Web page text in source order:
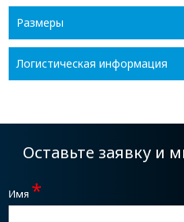
Размеры
Логистическая информация
Оставьте заявку и
Имя *